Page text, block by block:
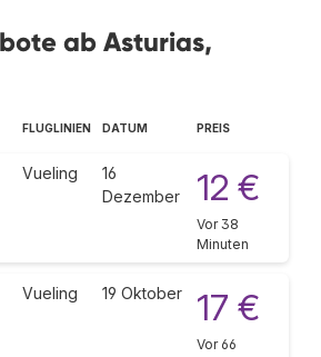
ab Asturias,
FLUGLINIEN DATUM PREIS
Vueling
16
Dezember
12 €
Vor 38
Minuten
Vueling 19 Oktober 17 €
Vor 66